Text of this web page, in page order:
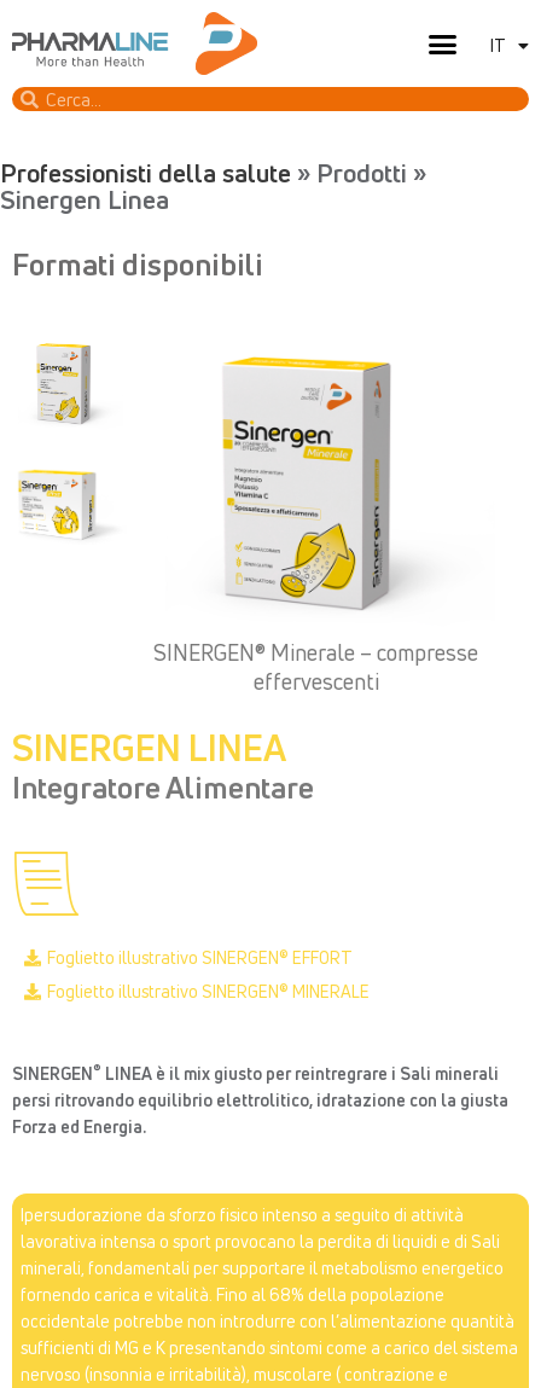
IT
EN
Professionisti della salute » Prodotti »
Sinergen Linea
Formati disponibili
SINERGEN® Effort – bustine
SINERGEN® Minerale – compresse
effervescenti
SINERGEN® Effort – bustine
SINERGEN LINEA
Integratore Alimentare
Foglietto illustrativo SINERGEN® EFFORT
Foglietto illustrativo SINERGEN® MINERALE
SINERGEN® LINEA è il mix giusto per reintregrare i Sali minerali
persi ritrovando equilibrio elettrolitico, idratazione con la giusta
Forza ed Energia.
Ipersudorazione da sforzo fisico intenso a seguito di attività
lavorativa intensa o sport provocano la perdita di liquidi e di Sali
minerali, fondamentali per supportare il metabolismo energetico
fornendo carica e vitalità. Fino al 68% della popolazione
occidentale potrebbe non introdurre con l’alimentazione quantità
sufficienti di MG e K presentando sintomi come a carico del sistema
nervoso (insonnia e irritabilità), muscolare ( contrazione e